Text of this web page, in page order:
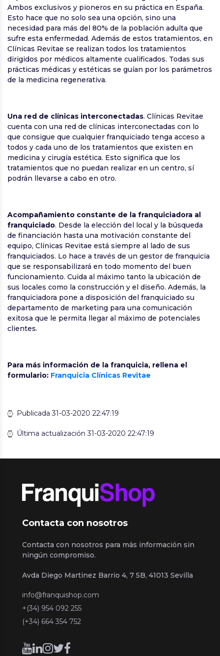
Ambos exclusivos y pioneros en su práctica en España.
Esto hace que no solo sea una opción, sino una
necesidad para más del 80% de la población adulta que
sufre esta enfermedad. Además de estos tratamientos, en
Clínicas Revitae se realizan todos los tratamientos
dirigidos por médicos altamente cualificados. Todas sus
prácticas médicas y estéticas se guían por los parámetros
de la medicina regenerativa.
Una red de clínicas interconectadas. Clínicas Revitae
cuenta con una red de clínicas interconectadas con lo
que consigue que cualquier franquiciado tenga acceso a
todos y cada uno de los tratamientos que existen en
medicina y cirugía estética. Esto significa que los
tratamientos que no puedan realizar en un centro, sí
podrán llevarse a cabo en otro.
Acompañamiento constante de la franquiciadora al
franquiciado. Desde la elección del local y la búsqueda
de financiación hasta una motivación constante del
equipo, Clínicas Revitae está siempre al lado de sus
franquiciados. Lo hace a través de un gestor de franquicia
que se responsabilizará en todo momento del buen
funcionamiento. Cuida al máximo tanto la ubicación de
sus locales como la construcción y el diseño. Además, la
franquiciadora pone a disposición del franquiciado su
departamento de marketing para una comunicación
exitosa que le permita llegar al máximo de potenciales
clientes.
Para más información de la franquicia, rellena el
formulario: Franquicia Clínicas Revitae
Publicada 31-03-2020 22:47:19
Última actualización 31-03-2020 22:47:19
Contacta con nosotros
Contacta con nosotros para más información sin
ningún compromiso.
Avda Diego Martinez Barrio 4, 7 5B, 41013 Sevilla
info@franquishop.com
+(34) 954 092 255
(+34) 664 354 752